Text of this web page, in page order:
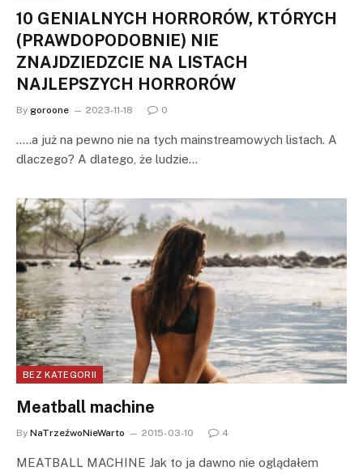
10 GENIALNYCH HORRORÓW, KTÓRYCH
(PRAWDOPODOBNIE) NIE
ZNAJDZIEDZCIE NA LISTACH
NAJLEPSZYCH HORRORÓW
By goroone 2023-11-18 0
…..a już na pewno nie na tych mainstreamowych listach. A
dlaczego? A dlatego, że ludzie…
BEZ KATEGORII
Meatball machine
By NaTrzeźwoNieWarto 2015-03-10 4
MEATBALL MACHINE Jak to ja dawno nie oglądałem